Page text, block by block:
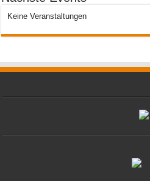
Keine Veranstaltungen